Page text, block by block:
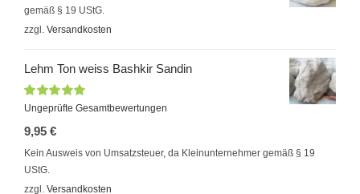
gemäß § 19 UStG.
zzgl. Versandkosten
Lehm Ton weiss Bashkir Sandin
Bewertet
5
Ungeprüfte Gesamtbewertungen
9,95 €
Kein Ausweis von Umsatzsteuer, da Kleinunternehmer gemäß § 19
UStG.
zzgl. Versandkosten